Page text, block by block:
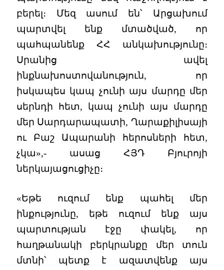
բերել։ Մեզ ասում են՝ Արցախում
պարտվել ենք մտածված, որ
պահպանենք ՀՀ անկախությունը։
Սրանից ավել
ինքնախոստովանություն, որ
իսկապես կապ չունի այս մարդը մեր
սերնդի հետ, կապ չունի այս մարդը
մեր Սարդարապատի, Ղարաքիլիսայի
ու Բաշ Ապարանի հերոսների հետ,
չկա»,- ասաց ՀՅԴ Բյուրոյի
ներկայացուցիչը։
«Եթե ուզում ենք պահել մեր
ինքությունը, եթե ուզում ենք այս
պարտության էջը փակել, որ
հաղթանակի բերկրանքը մեր տուն
մտնի՝ պետք է ազատվենք այս